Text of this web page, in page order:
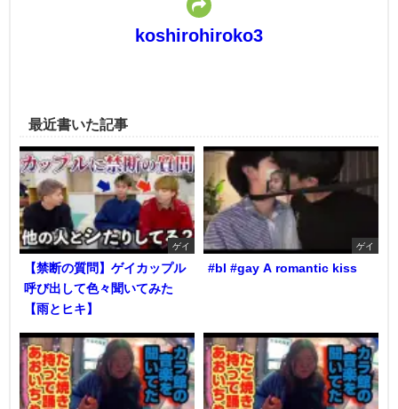
koshirohiroko3
最近書いた記事
ゲイ
【禁断の質問】ゲイカップル
呼び出して色々聞いてみた
【雨とヒキ】
ゲイ
#bl #gay A romantic kiss